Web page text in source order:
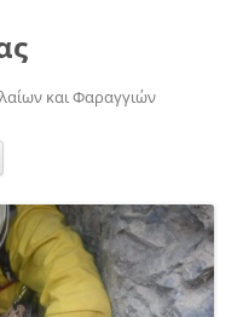
και Φαραγγιών